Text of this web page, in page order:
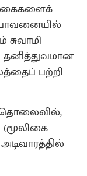
கைகளைக்
பாவனையில்
தனித்துவமான
பற்றி
தொலைவில்,